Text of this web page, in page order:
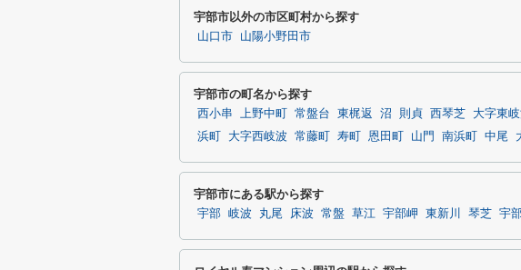
宇部市以外の市区町村から探す
山口市 山陽小野田市
宇部市の町名から探す
西小串 上野中町 常盤台 東梶返 沼 則貞 西琴芝 大字東
浜町
大字西岐波 常藤町 寿町 恩田町 山門 南浜町 中尾
宇部市にある駅から探す
宇部 岐波 丸尾 床波 常盤 草江 宇部岬 東新川 琴芝 宇